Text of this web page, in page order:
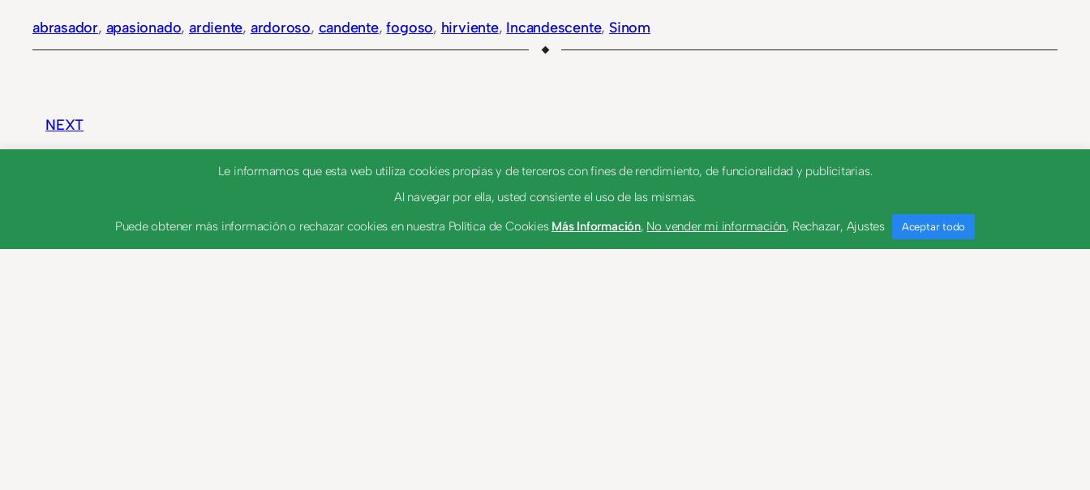
abrasador, apasionado, ardiente, ardoroso, candente, fogoso, hirviente, Incandescente, Sinom
NEXT
ardor
Le informamos que esta web utiliza cookies propias y de terceros con fines de rendimiento, de funcionalidad y publicitarias.
Al navegar por ella, usted consiente el uso de las mismas.
Puede obtener más información o rechazar cookies en nuestra Política de Cookies Más Información, No vender mi información, Rechazar, Ajustes Aceptar todo